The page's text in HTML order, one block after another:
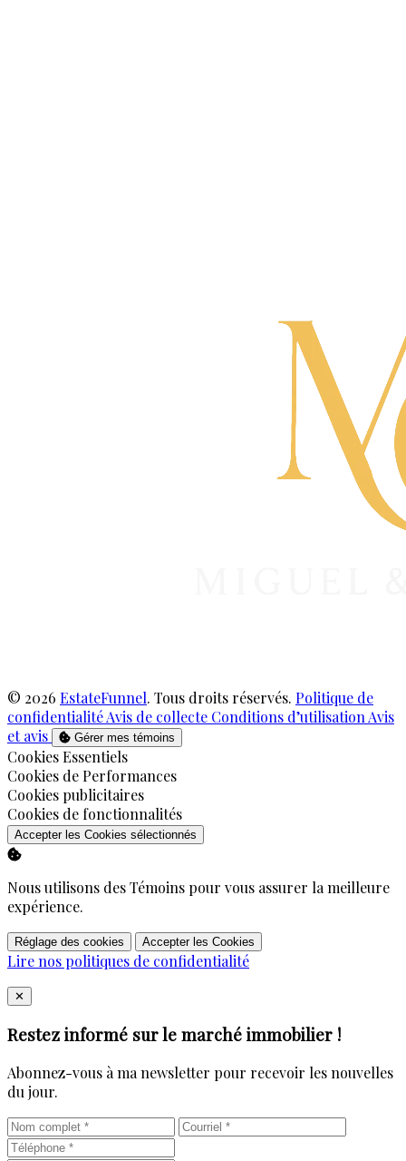
© 2026 EstateFunnel. Tous droits réservés. Politique de
confidentialitéAvis de collecte Conditions d’utilisation Avis
et avis
Gérer mes témoins
Activer
Cookies Essentiels
Activer
Cookies de Performances
Activer
Cookies publicitaires
Activer
Cookies de fonctionnalités
Accepter les Cookies sélectionnés
Nous utilisons des Témoins pour vous assurer la meilleure
expérience.
Réglage des cookies Accepter les Cookies
Lire nos politiques de confidentialité
Close
✕
Restez informé sur le marché immobilier !
Abonnez-vous à ma newsletter pour recevoir les nouvelles
du jour.